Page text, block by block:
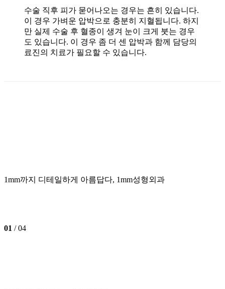
수술 직후 피가 묻어나오는 경우는 흔히 있습니다.
이 경우 가벼운 압박으로 충분히 지혈됩니다. 하지
만 실제 수술 후 혈종이 생겨 눈이 크게 붓는 경우
도 있습니다. 이 경우 좀 더 센 압박과 함께 담당의
료진의 치료가 필요할 수 있습니다.
1mm까지 디테일하게 아름답다, 1mm성형외과
01 / 04